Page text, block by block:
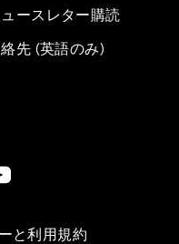
ースレター購読
先 (英語のみ)
と利用規約